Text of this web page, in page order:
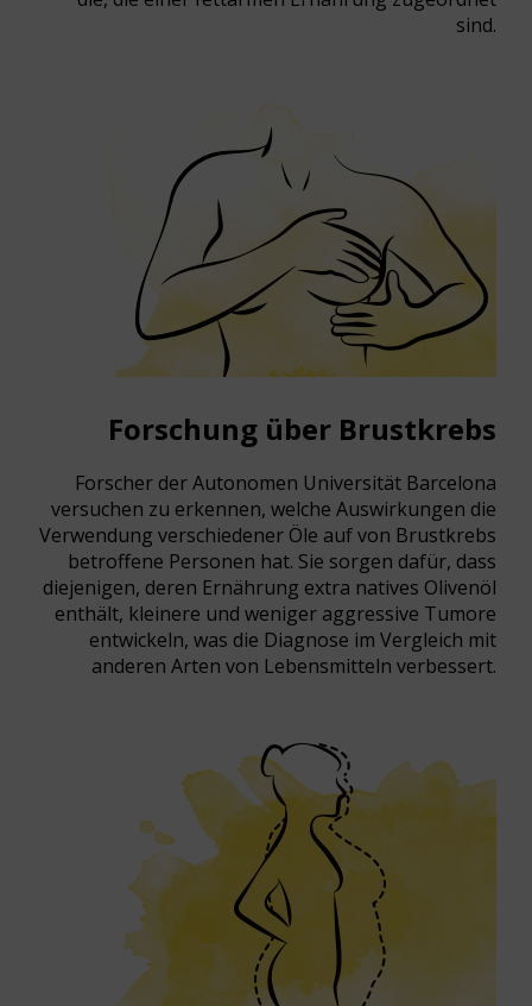
sind.
Forschung über Brustkrebs
Forscher der Autonomen Universität Barcelona
versuchen zu erkennen, welche Auswirkungen die
Verwendung verschiedener Öle auf von Brustkrebs
betroffene Personen hat. Sie sorgen dafür, dass
diejenigen, deren Ernährung extra natives Olivenöl
enthält, kleinere und weniger aggressive Tumore
entwickeln, was die Diagnose im Vergleich mit
anderen Arten von Lebensmitteln verbessert.